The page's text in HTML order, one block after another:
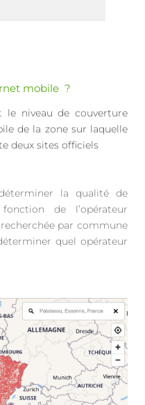
mobile ?
le niveau de couverture
de la zone sur laquelle
deux sites officiels
la qualité de
de l’opérateur
par commune
quel opérateur